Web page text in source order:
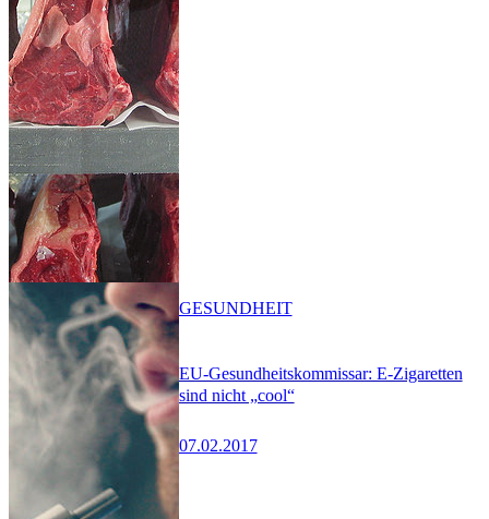
EU-Gesundheitskommissar: E-Zigaretten
sind nicht „cool“
07.02.2017
GESUNDHEIT